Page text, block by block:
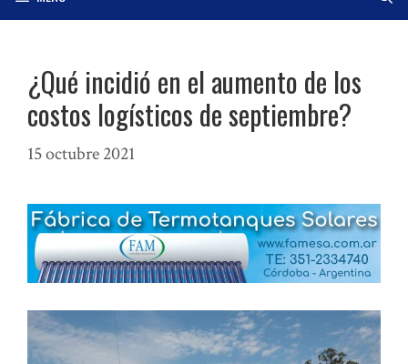
¿Qué incidió en el aumento de los
costos logísticos de septiembre?
15 octubre 2021